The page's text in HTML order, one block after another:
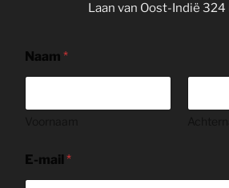
Laan van Oost-Indië
Naam *
E-mail *